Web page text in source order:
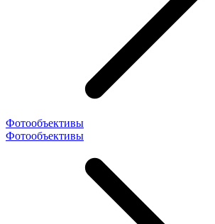
Фотообъективы
Фотообъективы